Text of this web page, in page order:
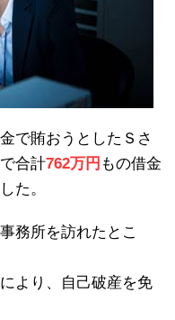
で賄おうとしたＳさ
合計762万円 もの借金
た。
務所を訪れたとこ
より、自己破産を免